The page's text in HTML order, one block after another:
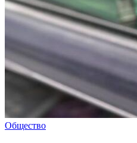
Общество